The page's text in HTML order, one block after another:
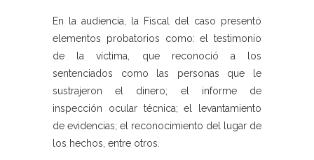
En la audiencia, la Fiscal del caso presentó
elementos probatorios como: el testimonio
de la víctima, que reconoció a los
sentenciados como las personas que le
sustrajeron el dinero; el informe de
inspección ocular técnica; el levantamiento
de evidencias; el reconocimiento del lugar de
los hechos, entre otros.